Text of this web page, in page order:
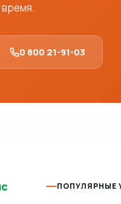
0 800 21-91-03
ПОПУЛЯРНЫЕ